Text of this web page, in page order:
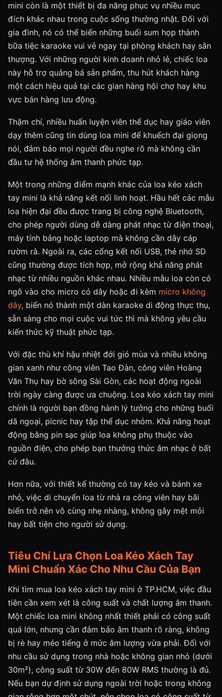
mini còn là một thiết bị đa năng phục vụ nhiều mục
đích khác nhau trong cuộc sống thường nhật. Đối với
gia đình, nó có thể biến những buổi sum họp thành
bữa tiệc karaoke vui vẻ ngay tại phòng khách hay sân
thượng. Với những người kinh doanh nhỏ lẻ, chiếc loa
này hỗ trợ quảng bá sản phẩm, thu hút khách hàng
một cách hiệu quả tại các gian hàng hội chợ hay khu
vực bán hàng lưu động.
Thậm chí, nhiều huấn luyện viên thể dục hay giáo viên
dạy thêm cũng tin dùng loa mini để khuếch đại giọng
nói, đảm bảo mọi người đều nghe rõ mà không cần
đầu tư hệ thống âm thanh phức tạp.
Một trong những điểm mạnh khác của loa kéo xách
tay mini là khả năng kết nối linh hoạt. Hầu hết các mẫu
loa hiện đại đều được trang bị công nghệ Bluetooth,
cho phép người dùng dễ dàng phát nhạc từ điện thoại,
máy tính bảng hoặc laptop mà không cần dây cáp
rườm rà. Ngoài ra, các cổng kết nối USB, thẻ nhớ SD
cũng thường được tích hợp, mở rộng khả năng phát
nhạc từ nhiều nguồn khác nhau. Nhiều mẫu loa còn có
ngõ vào cho micro có dây hoặc đi kèm micro không
dây, biến nó thành một dàn karaoke di động thực thụ,
sẵn sàng cho mọi cuộc vui tức thì mà không yêu cầu
kiến thức kỹ thuật phức tạp.
Với đặc thù khí hậu nhiệt đới gió mùa và nhiều không
gian xanh như công viên Tao Đàn, công viên Hoàng
Văn Thụ hay bờ sông Sài Gòn, các hoạt động ngoài
trời ngày càng được ưa chuộng. Loa kéo xách tay mini
chính là người bạn đồng hành lý tưởng cho những buổi
dã ngoại, picnic hay tập thể dục nhóm. Khả năng hoạt
động bằng pin sạc giúp loa không phụ thuộc vào
nguồn điện, cho phép bạn thưởng thức âm nhạc ở bất
cứ đâu.
Hơn nữa, với thiết kế thường có tay kéo và bánh xe
nhỏ, việc di chuyển loa từ nhà ra công viên hay bãi
biển trở nên vô cùng nhẹ nhàng, không gây mệt mỏi
hay bất tiện cho người sử dụng.
Tiêu Chí Lựa Chọn Loa Kéo Xách Tay
Mini Chuẩn Xác Cho Nhu Cầu Của Bạn
Khi tìm mua loa kéo xách tay mini ở TP.HCM, việc đầu
tiên cần xem xét là công suất và chất lượng âm thanh.
Một chiếc loa mini không nhất thiết phải có công suất
quá lớn, nhưng cần đảm bảo âm thanh rõ ràng, không
bị rè hay méo tiếng ở mức âm lượng vừa phải. Đối với
nhu cầu sử dụng trong nhà hoặc không gian nhỏ (dưới
30m²), công suất từ 30W đến 80W RMS thường là đủ.
Nếu bạn dự định sử dụng ngoài trời hoặc trong không